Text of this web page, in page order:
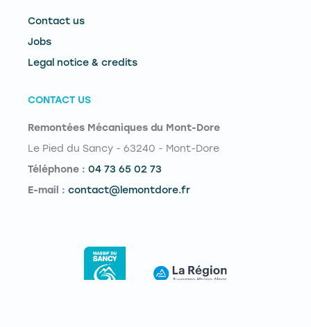
Contact us
Jobs
Legal notice & credits
CONTACT US
Remontées Mécaniques du Mont-Dore
Le Pied du Sancy - 63240 - Mont-Dore
Téléphone : 04 73 65 02 73
E-mail : contact@lemontdore.fr